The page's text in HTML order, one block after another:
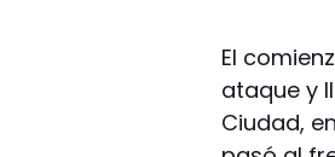
El
ataque y
Ciudad,